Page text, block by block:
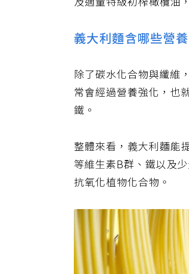
及適量特級初榨橄欖油
義大利麵含哪些營養
除了碳水化合物與纖維
常會經過營養強化，也
鐵。
整體來看，義大利麵能
等維生素B群、鐵以及
抗氧化植物化合物。